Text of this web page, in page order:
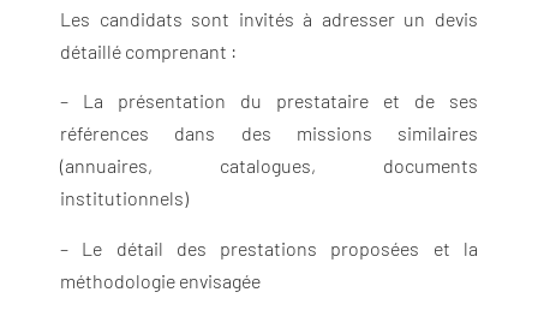
Les candidats sont invités à adresser un devis
détaillé comprenant :
– La présentation du prestataire et de ses
références dans des missions similaires
(annuaires, catalogues, documents
institutionnels)
– Le détail des prestations proposées et la
méthodologie envisagée